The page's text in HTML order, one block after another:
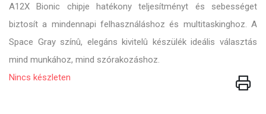
A12X Bionic chipje hatékony teljesítményt és sebességet
biztosít a mindennapi felhasználáshoz és multitaskinghoz. A
Space Gray színû, elegáns kivitelû készülék ideális választás
mind munkához, mind szórakozáshoz.
Nincs készleten